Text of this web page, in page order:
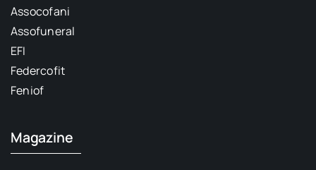
Assocofani
Assofuneral
EFI
Federcofit
Feniof
Magazine